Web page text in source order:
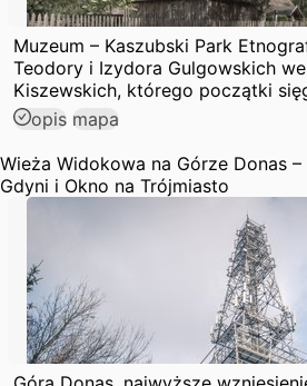
Muzeum – Kaszubski Park
Teodory i Izydora Gulgowskich
Kiszewskich, którego początki
opis mapa
Wieża Widokowa na Górze Donas
Gdyni i Okno na Trójmiasto